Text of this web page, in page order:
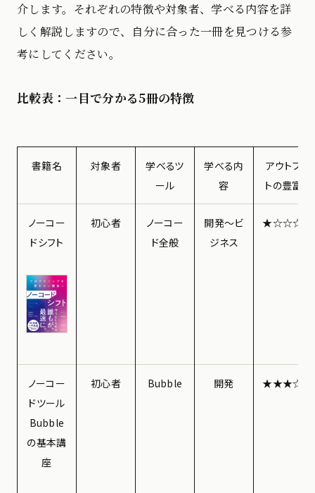
介します。それぞれの特徴や対象者、学べる内容を詳
しく解説しますので、自分に合った一冊を見つける参
考にしてください。
比較表：一目で分かる5冊の特徴
書籍名 対象者
学べるツ
ール
学べる内
容
アウトプッ
トの豊富さ
ノーコー
ドシフト
初心者
ノーコー
ド全般
開発〜ビ
ジネス
★☆☆☆☆
ノーコー
ドツール
Bubble
の基本講
座
初心者 Bubble 開発 ★★★☆☆